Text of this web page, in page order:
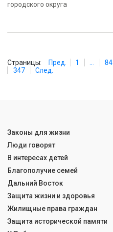
городского округа
Страницы: Пред. 1 84
347
След.
Законы для жизни
Люди говорят
В интересах детей
Благополучие семей
Дальний Восток
Защита жизни и здоровья
Жилищные права граждан
Защита исторической памяти